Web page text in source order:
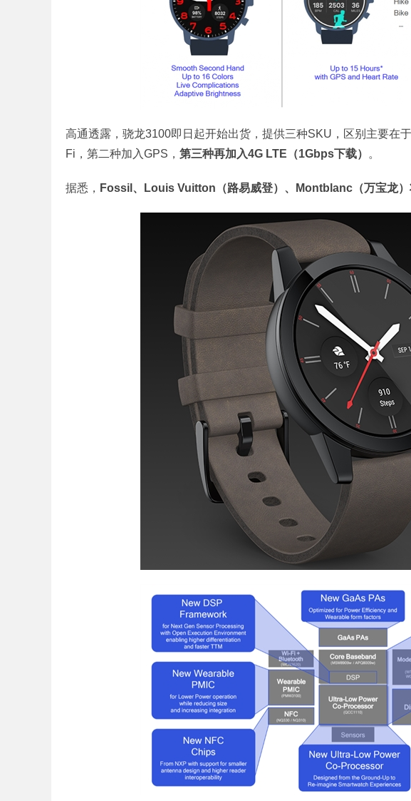
高通透露，骁龙3100即日起开始出货，提供三种SKU，区别主要在
Fi，第二种加入GPS， 第三种再加入4G LTE（1Gbps下载） 。
据悉， Fossil、Louis Vuitton（路易威登）、Montblanc（万宝龙